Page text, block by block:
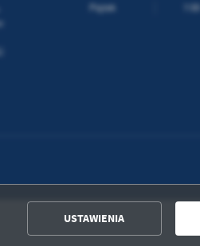
USTAWIENIA
Piątek